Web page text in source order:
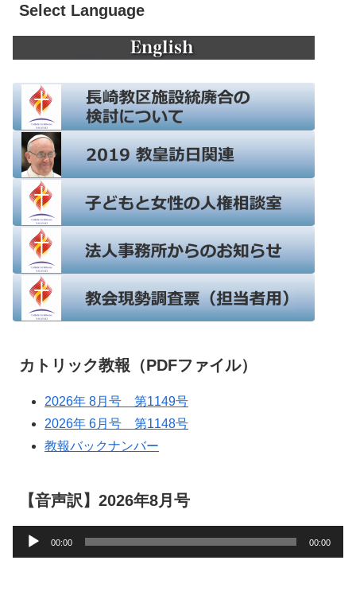
Select Language
カトリック教報（PDFファイル）
2026年 8月号 第1149号
2026年 6月号 第1148号
教報バックナンバー
【音声訳】2026年8月号
声
00:00 00:00